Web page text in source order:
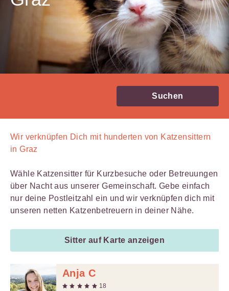
Suchen
Wir verknüpfen Dich mit hunderten von Katzensittern
in Graz
Wähle Katzensitter für Kurzbesuche oder Betreuungen
über Nacht aus unserer Gemeinschaft. Gebe einfach
nur deine Postleitzahl ein und wir verknüpfen dich mit
unseren netten Katzenbetreuern in deiner Nähe.
Sitter auf Karte anzeigen
Anja C
18